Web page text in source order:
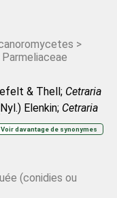
>
& Thell; Cetraria
Elenkin; Cetraria
Cetraria
Voir davantage de synonymes
(conidies ou